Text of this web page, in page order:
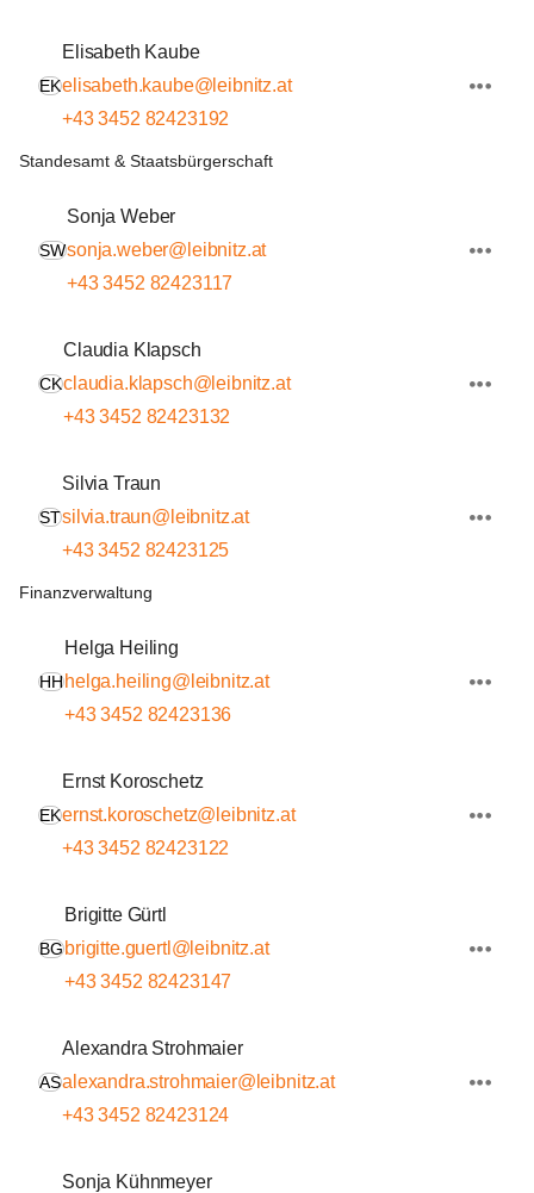
EK
Elisabeth Kaube
elisabeth.kaube@leibnitz.at
+43 3452 82423192
Standesamt & Staatsbürgerschaft
SW
Sonja Weber
sonja.weber@leibnitz.at
+43 3452 82423117
CK
Claudia Klapsch
claudia.klapsch@leibnitz.at
+43 3452 82423132
ST
Silvia Traun
silvia.traun@leibnitz.at
+43 3452 82423125
Finanzverwaltung
HH
Helga Heiling
helga.heiling@leibnitz.at
+43 3452 82423136
EK
Ernst Koroschetz
ernst.koroschetz@leibnitz.at
+43 3452 82423122
BG
Brigitte Gürtl
brigitte.guertl@leibnitz.at
+43 3452 82423147
AS
Alexandra Strohmaier
alexandra.strohmaier@leibnitz.at
+43 3452 82423124
Sonja Kühnmeyer